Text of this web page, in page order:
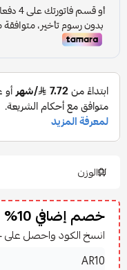
الوزن
خصم إضافي 10%
انسخ الكود واحصل